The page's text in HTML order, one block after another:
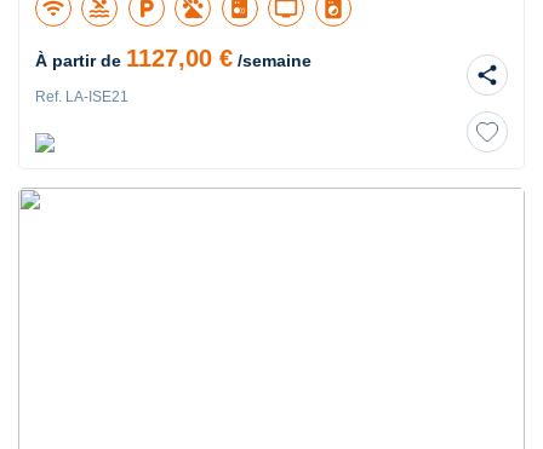
wifi pool local_parking tv local_laundry_service
À partir de 1127,00 € /semaine
Ref. LA-ISE21
share